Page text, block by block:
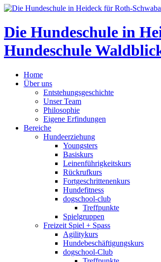
Die Hundeschule in
Hundeschule
Home
Über uns
Entstehungsgeschichte
Unser Team
Philosophie
Eigene Erfindungen
Bereiche
Hundeerziehung
Youngsters
Basiskurs
Leinenführigkeitskurs
Rückrufkurs
Fortgeschrittenenkurs
Hundefitness
dogschool-club
Treffpunkte
Spielgruppen
Freizeit Spiel + Spass
Agilitykurs
Hundebeschäftigungskurs
dogschool-Club